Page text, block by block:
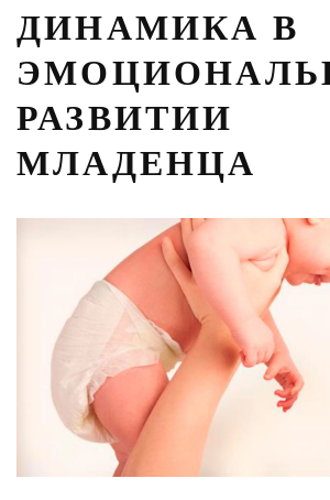
ДИНАМИКА В
РАЗВИТИИ
МЛАДЕНЦА